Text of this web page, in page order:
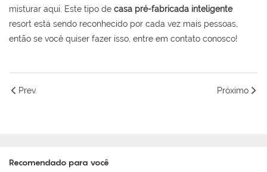
misturar aqui. Este tipo de casa pré-fabricada inteligente
resort está sendo reconhecido por cada vez mais pessoas,
então se você quiser fazer isso, entre em contato conosco!
Prev. Próximo
Recomendado para você